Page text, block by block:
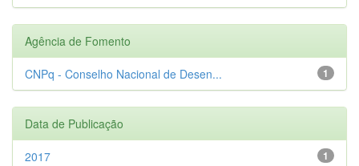
Agência de Fomento
1
CNPq - Conselho Nacional de Desen...
Data de Publicação
1
2017